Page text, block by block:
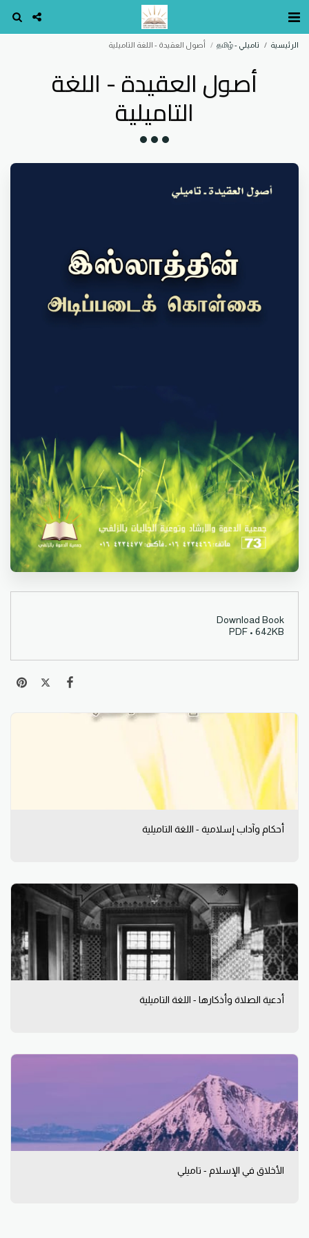
الرئيسية تاميلي - தமிழ் أصول العقيدة - اللغة التاميلية
أصول العقيدة - اللغة
التاميلية
Download Book
PDF • 642KB
أحكام وآداب إسلامية - اللغة التاميلية
أدعية الصلاة وأذكارها - اللغة التاميلية
الأخلاق في الإسلام - تاميلي